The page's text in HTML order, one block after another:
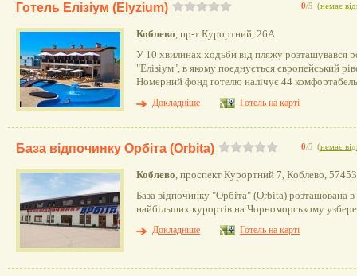
0/5 (немає
Готель Елізіум (Elyzium)
Коблево, пр-т Курортний, 26А
У 10 хвилинах ходьби від пляжу розташувався
"Елізіум", в якому поєднується європейський
Номерний фонд готелю налічує 44
Докладніше
Готель на карті
0/5 (немає
База відпочинку Орбіта (Orbita)
Коблево, проспект Курортний 7, Коблево,
База відпочинку "Орбіта" (Orbita) розташована
найбільших курортів на Чорноморському
Докладніше
Готель на карті